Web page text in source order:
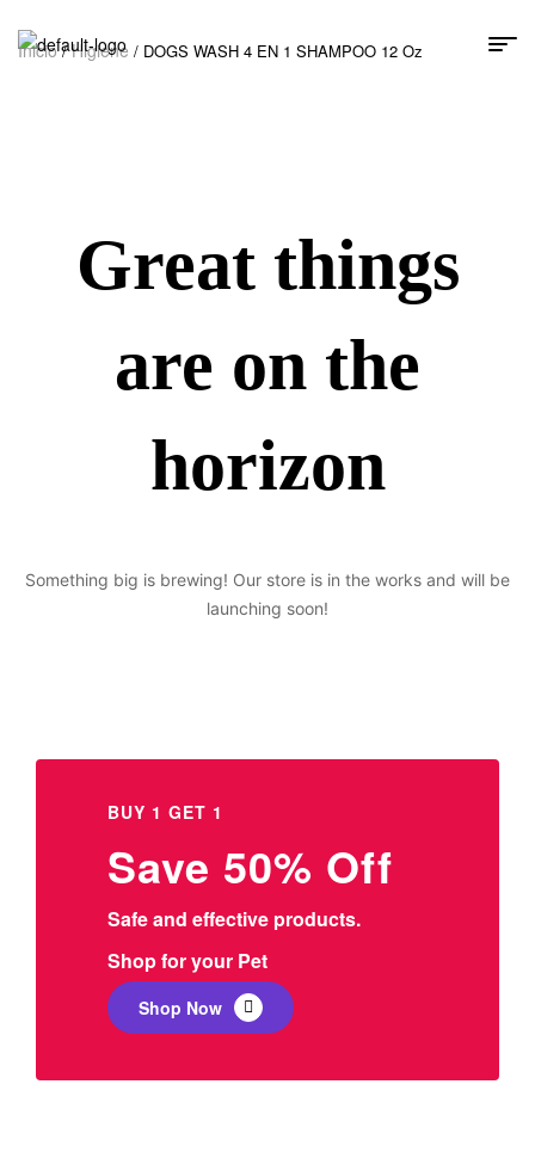
Inicio/Higiene / DOGS WASH 4 EN 1 SHAMPOO 12 Oz
Great things
are on the
horizon
Something big is brewing! Our store is in the works and will be
launching soon!
BUY 1 GET 1
Save 50% Off
Safe and effective products.
Shop for your Pet
Shop Now